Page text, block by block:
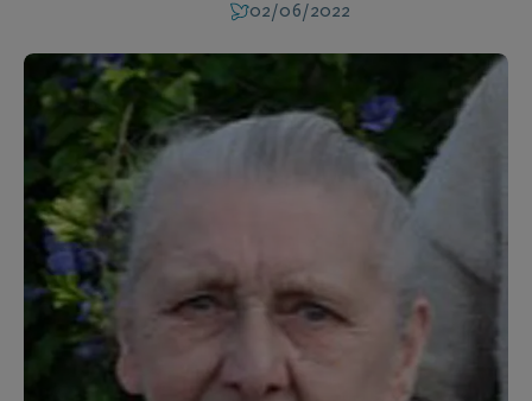
02/06/2022